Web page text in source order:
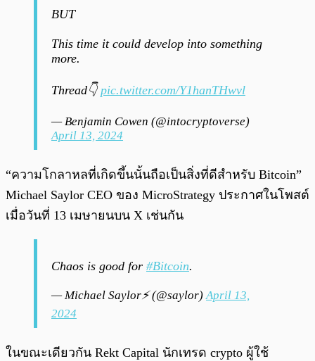
BUT
This time it could develop into something
more.
Thread👇 pic.twitter.com/Y1hanTHwvl
— Benjamin Cowen (@intocryptoverse)
April 13, 2024
“ความโกลาหลที่เกิดขึ้นนั้นถือเป็นสิ่งที่ดีสำหรับ Bitcoin”
Michael Saylor CEO ของ MicroStrategy ประกาศในโพสต์
เมื่อวันที่ 13 เมษายนบน X เช่นกัน
Chaos is good for #Bitcoin.
— Michael Saylor⚡️ (@saylor)April 13,
2024
ในขณะเดียวกัน Rekt Capital นักเทรด crypto ผู้ใช้